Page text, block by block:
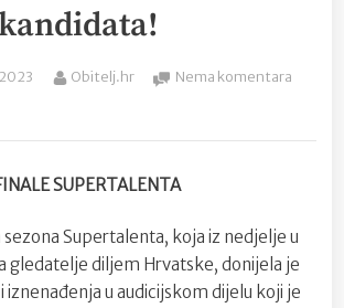
By
Obitelj.hr Nema komentara
će
osmero
SUPERTALENTA
sezona Supertalenta, koja iz nedjelje u
gledatelje diljem Hrvatske, donijela je
u audicijskom dijelu koji je